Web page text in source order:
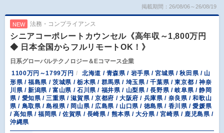
掲載期間：26/08/06～26/08/19
NEW 法務・コンプライアンス
シニアコーポレートカウンセル《高年収～1,800万円
◆ 日本全国からフルリモートOK！》
日系グローバルテクノロジー＆Eコマース企業
1100万円～1799万円
北海道 / 青森県 / 岩手県 / 宮城県 / 秋田県 / 山
形県 / 福島県 / 茨城県 / 栃木県 / 群馬県 / 埼玉県 / 千葉県 / 東京都 / 神奈
川県 / 新潟県 / 富山県 / 石川県 / 福井県 / 山梨県 / 長野県 / 岐阜県 / 静岡
県 / 愛知県 / 三重県 / 滋賀県 / 京都府 / 大阪府 / 兵庫県 / 奈良県 / 和歌山
県 / 鳥取県 / 島根県 / 岡山県 / 広島県 / 山口県 / 徳島県 / 香川県 / 愛媛県
/ 高知県 / 福岡県 / 佐賀県 / 長崎県 / 熊本県 / 大分県 / 宮崎県 / 鹿児島県 /
沖縄県